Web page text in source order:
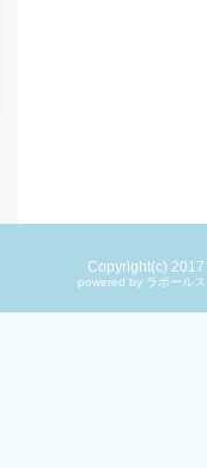
Copyright(c) 2017
powered by ラポール